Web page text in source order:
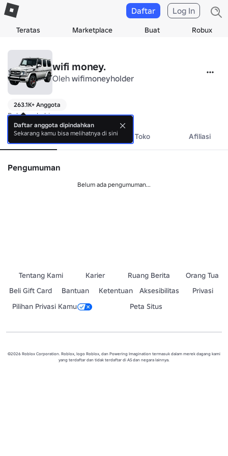
Teratas Marketplace Buat Robux
Daftar Log In
wifi money.
Oleh wifimoneyholder
263.1K+ Anggota
Belum ada bio.
Tentang Acara Toko Afiliasi
Pengumuman
Belum ada pengumuman...
Tentang Kami Karier Ruang Berita
Orang Tua
Beli Gift Card
Bantuan Ketentuan Aksesibilitas
Privasi
Pilihan Privasi Kamu
Peta Situs
©2026 Roblox Corporation. Roblox, logo Roblox, dan Powering Imagination termasuk dalam merek dagang kami
yang terdaftar dan tidak terdaftar di AS dan negara lainnya.
Daftar anggota dipindahkan
Sekarang kamu bisa melihatnya di sini